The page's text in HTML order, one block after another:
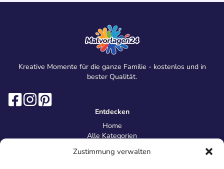
Zustimmung verwalten
Kreative Momente für die ganze Familie - kostenlos und in
bester Qualität.
Entdecken
Home
Alle Kategorien
Information